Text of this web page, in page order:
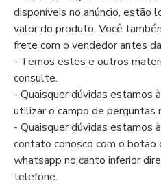
disponíveis no anúncio, estão
valor do produto. Você
frete com o vendedor antes
- Temos estes e outros
consulte.
- Quaisquer dúvidas estamos
utilizar o campo de perguntas
- Quaisquer dúvidas estamos
contato conosco com o botão
whatsapp no canto inferior
telefone.